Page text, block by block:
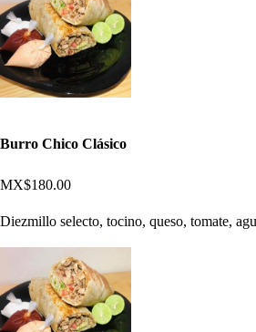
Burro Chico Clásico
MX$180.00
Diezmillo selecto, tocino, queso, tomate,